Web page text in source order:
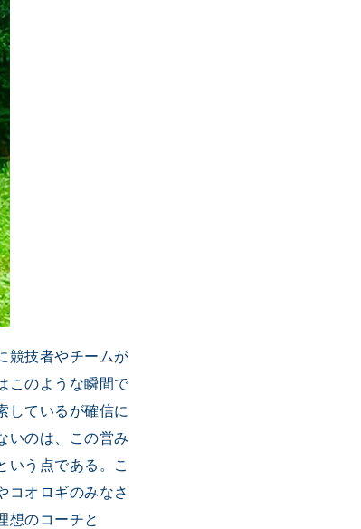
競技者やチームが
このような瞬間で
しているが確信に
いのは、この営み
いう点である。こ
コオロギのみなさ
想のコーチと